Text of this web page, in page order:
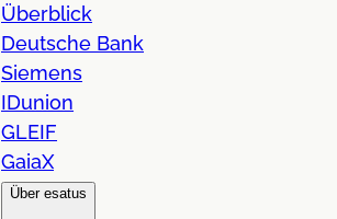
Überblick
Deutsche Bank
Siemens
IDunion
GLEIF
GaiaX
Über esatus